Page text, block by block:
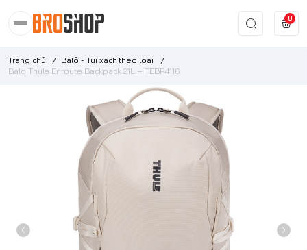
0
Trang chủ / Balô - Túi xách theo loại
/
Balo Thule Enroute Backpack 21L – TEBP4116